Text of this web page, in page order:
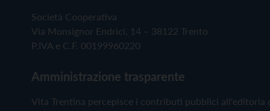
Società Cooperativa
Via Monsignor Endrici, 14 – 38122 Trento
P.IVA e C.F. 00199960220
Amministrazione trasparente
Vita Trentina percepisce i contributi pubblici all'editoria